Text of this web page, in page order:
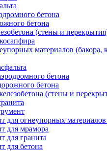
бетона
бетона
(стены и
материалов (бакора,
бетона
бетона
(стены и
для огнеупорных
для мрамора
для гранита
для бетона